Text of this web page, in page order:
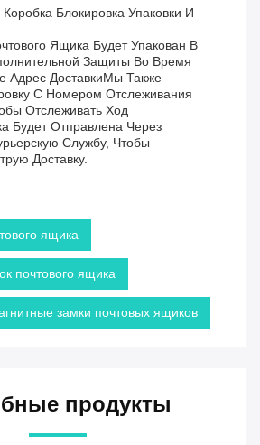
Блокировка Упаковки И
Ящика Будет Упакован В
Защиты Во Время
Адрес ДоставкиМы Также
С Номером Отслеживания
Отслеживать Ход
Будет Отправлена Через
Службу, Чтобы
Доставку.
ящика
почтового ящика
замки почтовых ящиков
продукты